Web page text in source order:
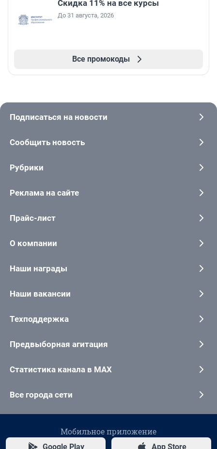
Скидка 11% на все курсы
До 31 августа, 2026
Все промокоды
Подписаться на новости
Сообщить новость
Рубрики
Реклама на сайте
Прайс-лист
О компании
Наши награды
Наши вакансии
Техподдержка
Предвыборная агитация
Статистика канала в MAX
Все города сети
Мобильное приложение
Google Play App Store